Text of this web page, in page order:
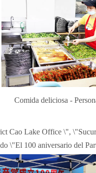
Comida deliciosa -
Cao Lake Office \",
\"El 100 aniversario del